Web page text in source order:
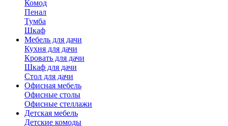
Комод
Пенал
Тумба
Шкаф
Мебель для дачи
Кухня для дачи
Кровать для дачи
Шкаф для дачи
Стол для дачи
Офисная мебель
Офисные столы
Офисные стеллажи
Детская мебель
Детские комоды